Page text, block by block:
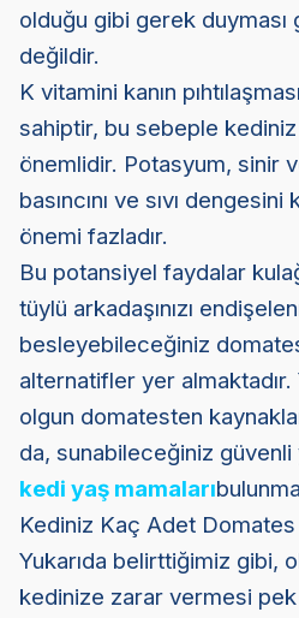
olduğu gibi gerek
değildir.
K vitamini kanın
sahiptir, bu sebeple
önemlidir. Potasyum, sinir
basıncını ve sıvı
önemi fazladır.
Bu potansiyel faydalar
tüylü arkadaşınızı
besleyebileceğiniz
alternatifler yer
olgun domatesten
da, sunabileceğiniz güvenli
kedi yaş mamaları
Kediniz Kaç Adet
Yukarıda belirttiğimiz gibi,
kedinize zarar vermesi pek